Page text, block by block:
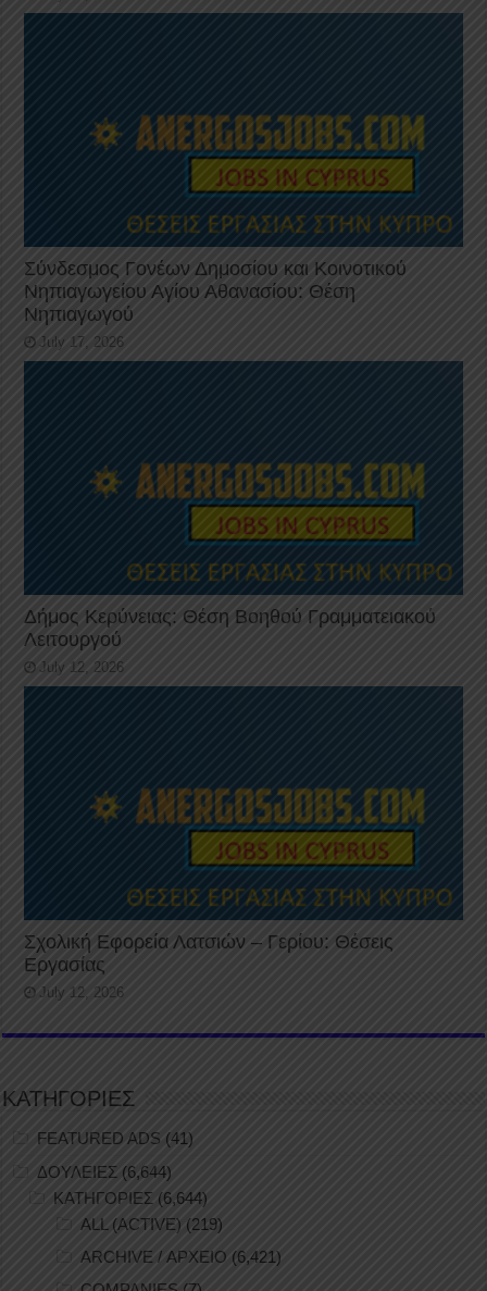
Σύνδεσμος Γονέων Δημοσίου και Κοινοτικού
Νηπιαγωγείου Αγίου Αθανασίου: Θέση
Νηπιαγωγού
July 17, 2026
Δήμος Κερύνειας: Θέση Βοηθού Γραμματειακού
Λειτουργού
July 12, 2026
Σχολική Εφορεία Λατσιών – Γερίου: Θέσεις
Εργασίας
July 12, 2026
ΚΑΤΗΓΟΡΙΕΣ
FEATURED ADS (41)
ΔΟΥΛΕΙΕΣ (6,644)
ΚΑΤΗΓΟΡΙΕΣ (6,644)
ALL (ACTIVE) (219)
ARCHIVE / ΑΡΧΕΙΟ (6,421)